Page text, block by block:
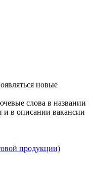
новые
слова в названии
и в описании вакансии
продукции)